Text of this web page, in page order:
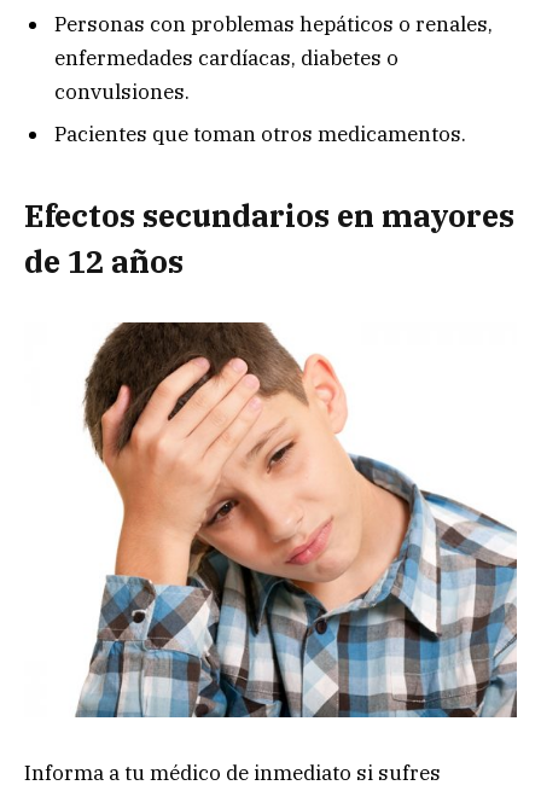
Personas con problemas hepáticos o renales,
enfermedades cardíacas, diabetes o
convulsiones.
Pacientes que toman otros medicamentos.
Efectos secundarios en mayores
de 12 años
Informa a tu médico de inmediato si sufres